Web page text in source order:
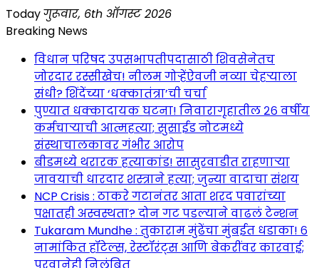
Skip
to
Todayगुरूवार, 6th ऑगस्ट 2026
Breaking News
विधान परिषद उपसभापतीपदासाठी शिवसेनेतच
जोरदार रस्सीखेच! नीलम गोऱ्हेंऐवजी नव्या चेहऱ्याला
संधी? शिंदेंच्या ‘धक्कातंत्रा’ची चर्चा
पुण्यात धक्कादायक घटना! निवारागृहातील २६ वर्षीय
कर्मचाऱ्याची आत्महत्या; सुसाईड नोटमध्ये
संस्थाचालकावर गंभीर आरोप
बीडमध्ये थरारक हत्याकांड! सासुरवाडीत राहणाऱ्या
जावयाची धारदार शस्त्राने हत्या; जुन्या वादाचा संशय
NCP Crisis : ठाकरे गटानंतर आता शरद पवारांच्या
पक्षातही अस्वस्थता? दोन गट पडल्याने वाढलं टेन्शन
Tukaram Mundhe : तुकाराम मुंढेंचा मुंबईत धडाका! ६
नामांकित हॉटेल्स, रेस्टॉरंट्स आणि बेकरींवर कारवाई;